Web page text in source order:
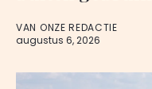
VAN ONZE REDACTIE
augustus 6, 2026